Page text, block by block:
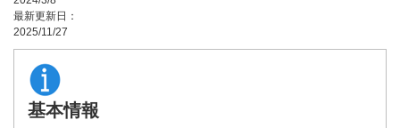
最新更新日：
2025/11/27
基本情報